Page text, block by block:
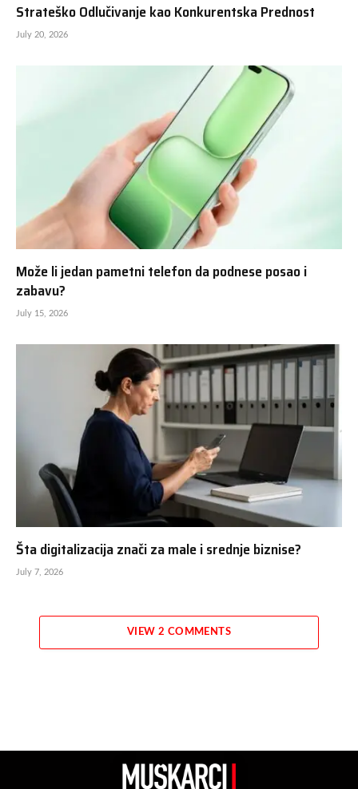
Strateško Odlučivanje kao Konkurentska Prednost
July 20, 2026
Može li jedan pametni telefon da podnese posao i
zabavu?
July 15, 2026
Šta digitalizacija znači za male i srednje biznise?
July 7, 2026
VIEW 2 COMMENTS